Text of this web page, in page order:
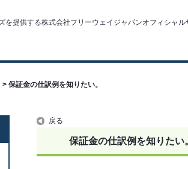
> 保証金の仕訳例を知りたい。
戻る
保証金の仕訳例を知りたい